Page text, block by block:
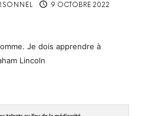
9 OCTOBRE 2022
Je dois apprendre à
Lincoln